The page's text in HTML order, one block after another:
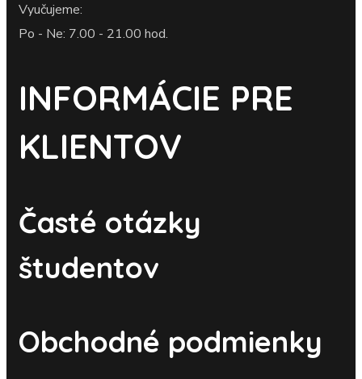
Vyučujeme:
Po - Ne: 7.00 - 21.00 hod.
INFORMÁCIE PRE
KLIENTOV
Časté otázky
študentov
Obchodné podmienky